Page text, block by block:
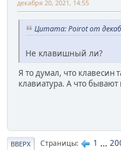
декабря 20, 2021, 14:55
Цитата: Poirot от
Не клавишный ли?
Я то думал, что клавесин
клавиатура. А что
ВВЕРХ Страницы 1 ...